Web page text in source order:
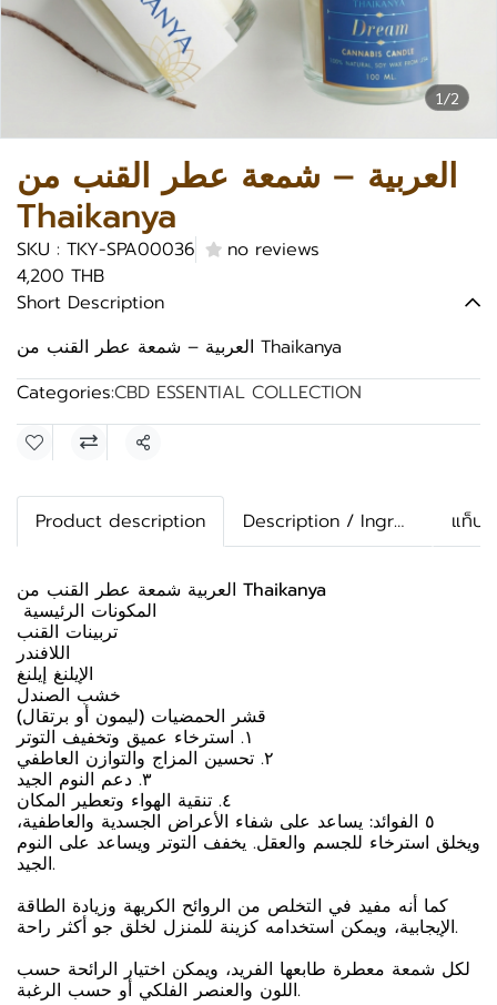
1/2
العربية – شمعة عطر القنب من
Thaikanya
SKU : TKY-SPA00036
no reviews
4,200 THB
Short Description
العربية – شمعة عطر القنب من Thaikanya
Categories:CBD ESSENTIAL COLLECTION
Share
Product description Description / Ingredients แท็บ
العربية شمعة عطر القنب من Thaikanya
️ المكونات الرئيسية
تربينات القنب
اللافندر
الإيلنغ إيلنغ
خشب الصندل
قشر الحمضيات (ليمون أو برتقال)
١. استرخاء عميق وتخفيف التوتر
٢. تحسين المزاج والتوازن العاطفي
٣. دعم النوم الجيد
٤. تنقية الهواء وتعطير المكان
٥ الفوائد: يساعد على شفاء الأعراض الجسدية والعاطفية،
ويخلق استرخاء للجسم والعقل. يخفف التوتر ويساعد على النوم
الجيد.
كما أنه مفيد في التخلص من الروائح الكريهة وزيادة الطاقة
الإيجابية، ويمكن استخدامه كزينة للمنزل لخلق جو أكثر راحة.
لكل شمعة معطرة طابعها الفريد، ويمكن اختيار الرائحة حسب
اللون والعنصر الفلكي أو حسب الرغبة.